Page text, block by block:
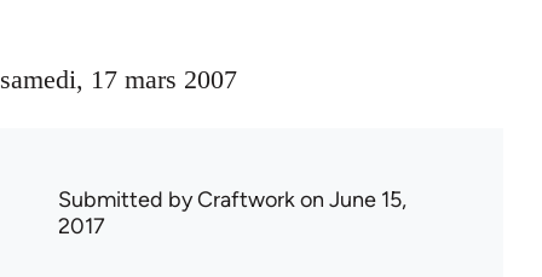
samedi, 17 mars 2007
Submitted byCraftworkon June 15,
2017